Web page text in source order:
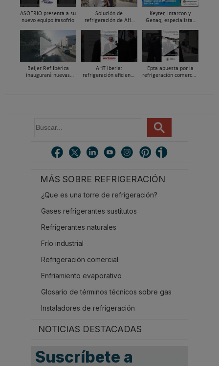
ASOFRIO presenta a su
nuevo equipo #asofrío
Solución de
refrigeración de AHT
para un súper de
proximidad en Xixona
Keyter, Intarcon y
Genaq, especialistas
de alta eficiencia en
Feria C&R 2025
Beijer Ref Ibérica
inaugurará nuevas
AHT Iberia:
refrigeración eficiente
Epta apuesta por la
refrigeración comercial
u
MÁS SOBRE REFRIGERACIÓN
¿Que es una torre de refrigeración?
Gases refrigerantes sustitutos
Refrigerantes naturales
Frío industrial
Refrigeración comercial
Enfriamiento evaporativo
Glosario de términos técnicos sobre gas
Instaladores de refrigeración
NOTICIAS DESTACADAS
Suscríbete a